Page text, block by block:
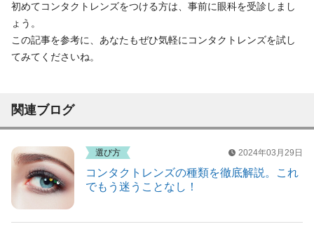
初めてコンタクトレンズをつける方は、事前に眼科を受診しまし
ょう。
この記事を参考に、あなたもぜひ気軽にコンタクトレンズを試し
てみてくださいね。
関連ブログ
選び方 2024年03月29日
コンタクトレンズの種類を徹底解説。これ
でもう迷うことなし！